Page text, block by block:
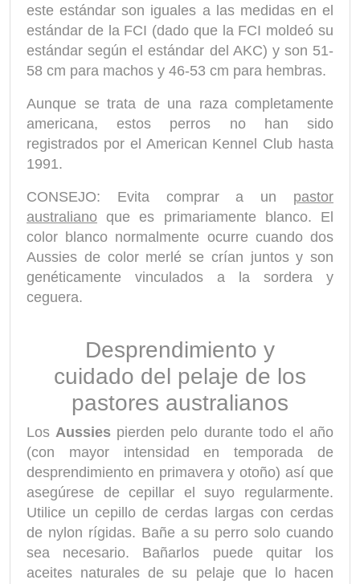
este estándar son iguales a las medidas en el
estándar de la FCI (dado que la FCI moldeó su
estándar según el estándar del AKC) y son 51-
58 cm para machos y 46-53 cm para hembras.
Aunque se trata de una raza completamente
americana, estos perros no han sido
registrados por el American Kennel Club hasta
1991.
CONSEJO: Evita comprar a un pastor
australiano que es primariamente blanco. El
color blanco normalmente ocurre cuando dos
Aussies de color merlé se crían juntos y son
genéticamente vinculados a la sordera y
ceguera.
Desprendimiento y
cuidado del pelaje de los
pastores australianos
LosAussies pierden pelo durante todo el año
(con mayor intensidad en temporada de
desprendimiento en primavera y otoño) así que
asegúrese de cepillar el suyo regularmente.
Utilice un cepillo de cerdas largas con cerdas
de nylon rígidas. Bañe a su perro solo cuando
sea necesario. Bañarlos puede quitar los
aceites naturales de su pelaje que lo hacen